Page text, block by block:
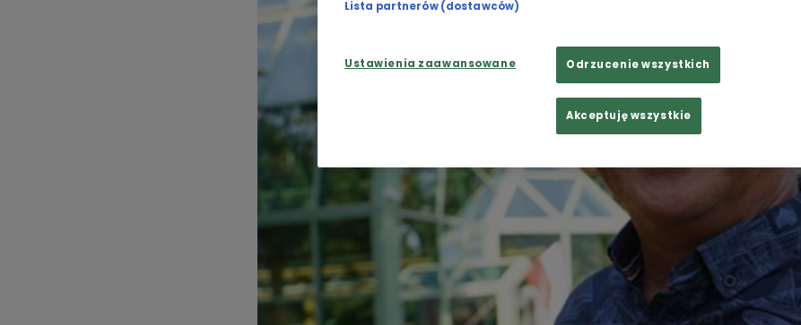
Lista partnerów (dostawców)
Ustawienia zaawansowane Odrzucenie wszystkich
Akceptuję wszystkie